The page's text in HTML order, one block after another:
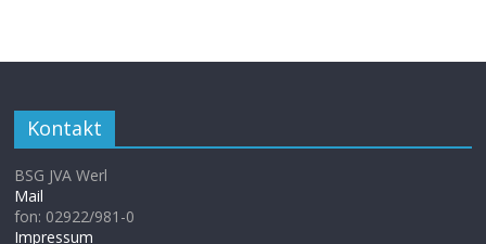
Kontakt
BSG JVA Werl
Mail
fon: 02922/981-0
Impressum